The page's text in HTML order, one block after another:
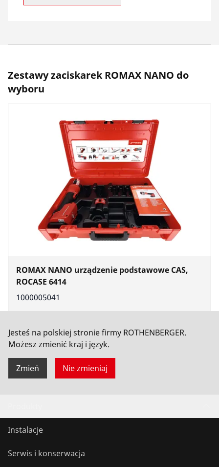
Zestawy zaciskarek ROMAX NANO do
wyboru
ROMAX NANO urządzenie podstawowe CAS,
ROCASE 6414
1000005041
Jesteś na polskiej stronie firmy ROTHENBERGER.
Możesz zmienić kraj i język.
Zmień Nie zmieniaj
Instalacje
Serwis i konserwacja